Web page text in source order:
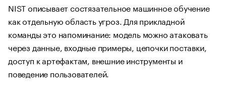
NIST описывает состязательное машинное обучение
как отдельную область угроз. Для прикладной
команды это напоминание: модель можно атаковать
через данные, входные примеры, цепочки поставки,
доступ к артефактам, внешние инструменты и
поведение пользователей.